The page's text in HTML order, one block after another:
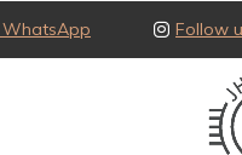
Follow